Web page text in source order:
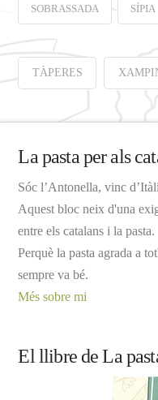
SOBRASSADA SÍPIA
TÀPERES
La pasta per als
Sóc l’Antonella, vinc
Aquest bloc neix d'una
entre els catalans i la pasta.
Perquè la pasta agrada a
sempre va bé.
Més sobre mi
El llibre de La